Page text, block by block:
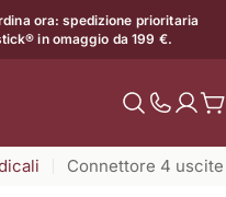
ora: spedizione prioritaria
in omaggio da 199 €.
il
Connettore 4 uscite